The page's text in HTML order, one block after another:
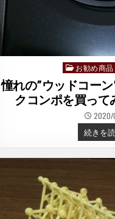
Posted
お勧め商品
憧れの”ウッドコー
クコンポを買って
2020/
続きを